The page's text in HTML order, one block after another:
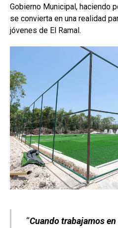
Gobierno Municipal, haciendo
se convierta en una realidad
jóvenes de El Ramal.
“Cuando trabajamos